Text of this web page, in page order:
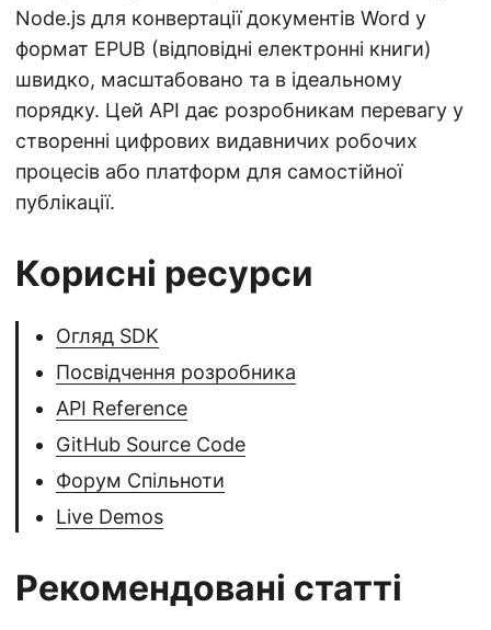
Node.js для конвертації документів Word у
формат EPUB (відповідні електронні книги)
швидко, масштабовано та в ідеальному
порядку. Цей API дає розробникам перевагу у
створенні цифрових видавничих робочих
процесів або платформ для самостійної
публікації.
Корисні ресурси
Огляд SDK
Посвідчення розробника
API Reference
GitHub Source Code
Форум Спільноти
Live Demos
Рекомендовані статті